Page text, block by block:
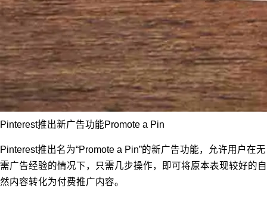
Pinterest推出新广告功能Promote a Pin
Pinterest推出名为“Promote a Pin”的新广告功能，允许用户在无
需广告经验的情况下，只需几步操作，即可将原本表现较好的自
然内容转化为付费推广内容。